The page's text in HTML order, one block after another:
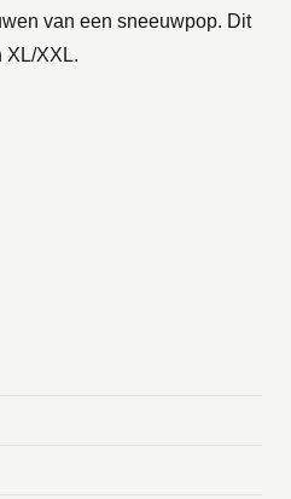
van een sneeuwpop. Dit
XL/XXL.